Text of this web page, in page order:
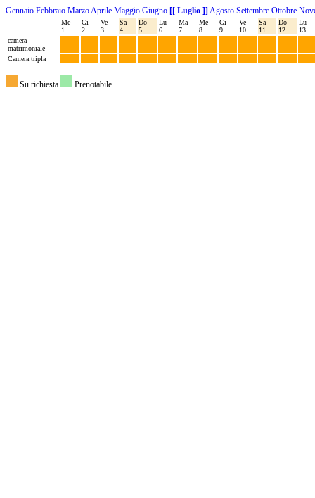
Gennaio Febbraio MarzoAprile Maggio Giugno [[ Luglio ]] Agosto Settembre Ottobre
Me
1
Gi
2
Ve
3
Sa
4
Do
5
Lu
6
Ma
7
Me
8
Gi
9
Ve
10
Sa
11
Do
12
Lu
13
camera
matrimoniale
Camera tripla
Su richiesta Prenotabile